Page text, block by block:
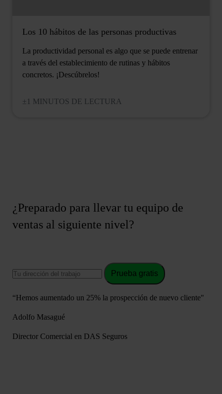
Los 10 hábitos de las personas productivas
La productividad personal es algo que se puede entrenar
a través del establecimiento de rutinas y hábitos
concretos. ¡Descúbrelos!
±1 MINUTOS DE LECTURA
¿Preparado para llevar tu equipo de
ventas al siguiente nivel?
Prueba gratis
“Hemos aumentado un 25% la prospección de nuevo cliente"
Adolfo Masagué
Director Comercial en DAS Seguros